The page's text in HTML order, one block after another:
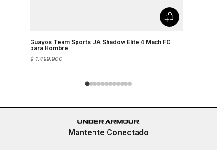
Guayos Team Sports UA Shadow Elite 4 Mach FG
para Hombre
$ 1.499.900
Mantente Conectado